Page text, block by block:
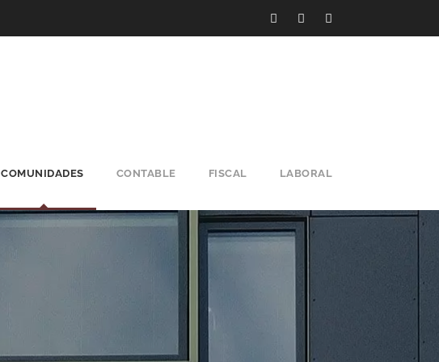
LABORAL
FISCAL
CONTABLE
COMUNIDADES